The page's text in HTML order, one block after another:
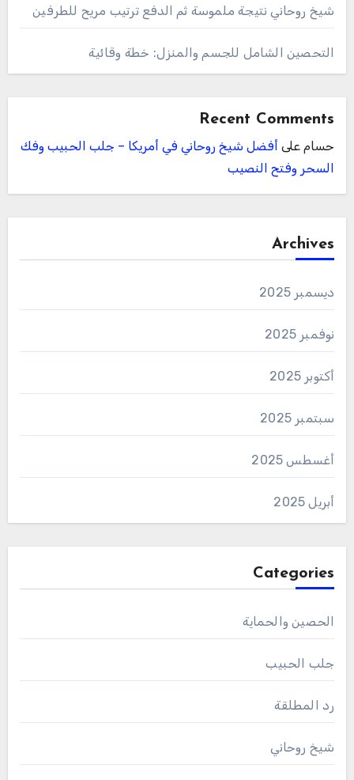
شيخ روحاني نتيجة ملموسة ثم الدفع ترتيب مريح للطرفين
التحصين الشامل للجسم والمنزل: خطة وقائية
Recent Comments
حسامعلى أفضل شيخ روحاني في أمريكا – جلب الحبيب وفك
السحر وفتح النصيب
Archives
ديسمبر 2025
نوفمبر 2025
أكتوبر 2025
سبتمبر 2025
أغسطس 2025
أبريل 2025
Categories
الحصين والحماية
جلب الحبيب
رد المطلقة
شيخ روحاني